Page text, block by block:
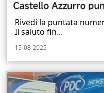
Rivedi la puntata
Il saluto fin...
15-08-2025